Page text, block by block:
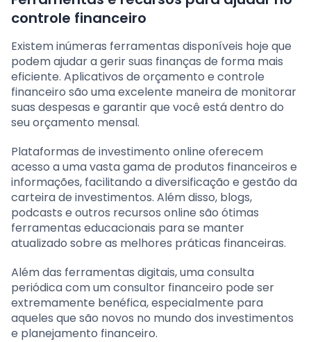
controle financeiro
Existem inúmeras ferramentas disponíveis hoje que
podem ajudar a gerir suas finanças de forma mais
eficiente. Aplicativos de orçamento e controle
financeiro são uma excelente maneira de monitorar
suas despesas e garantir que você está dentro do
seu orçamento mensal.
Plataformas de investimento online oferecem
acesso a uma vasta gama de produtos financeiros e
informações, facilitando a diversificação e gestão da
carteira de investimentos. Além disso, blogs,
podcasts e outros recursos online são ótimas
ferramentas educacionais para se manter
atualizado sobre as melhores práticas financeiras.
Além das ferramentas digitais, uma consulta
periódica com um consultor financeiro pode ser
extremamente benéfica, especialmente para
aqueles que são novos no mundo dos investimentos
e planejamento financeiro.